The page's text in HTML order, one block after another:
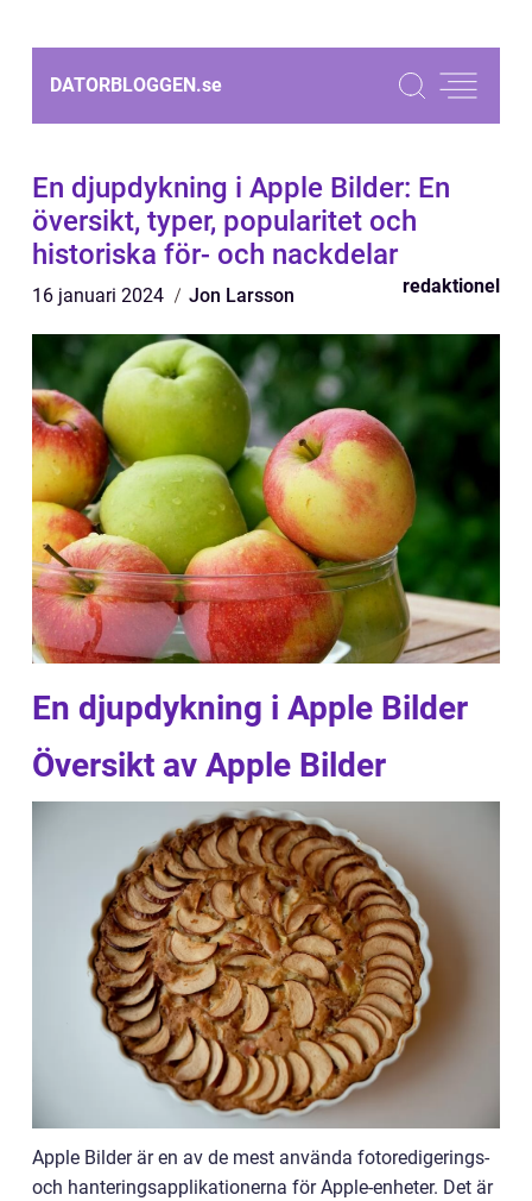
DATORBLOGGEN.se
En djupdykning i Apple Bilder: En
översikt, typer, popularitet och
historiska för- och nackdelar
16 januari 2024 Jon Larsson redaktionel
En djupdykning i Apple Bilder
Översikt av Apple Bilder
Apple Bilder är en av de mest använda fotoredigerings-
och hanteringsapplikationerna för Apple-enheter. Det är